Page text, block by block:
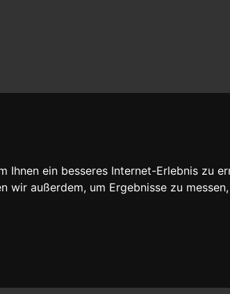
ein besseres Internet-Erlebnis zu
wir außerdem, um Ergebnisse zu